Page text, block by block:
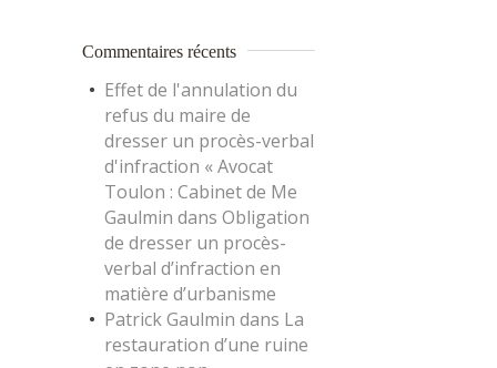
Commentaires récents
Effet de l'annulation du
refus du maire de
dresser un procès-verbal
d'infraction « Avocat
Toulon : Cabinet de Me
Gaulmin dans Obligation
de dresser un procès-
verbal d’infraction en
matière d’urbanisme
Patrick Gaulmin dans La
restauration d’une ruine